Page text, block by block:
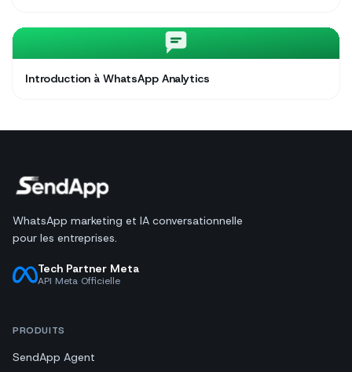
Introduction à WhatsApp Analytics
WhatsApp marketing et IA conversationnelle
pour les entreprises.
Tech Partner Meta
API Meta Officielle
PRODUITS
SendApp Agent